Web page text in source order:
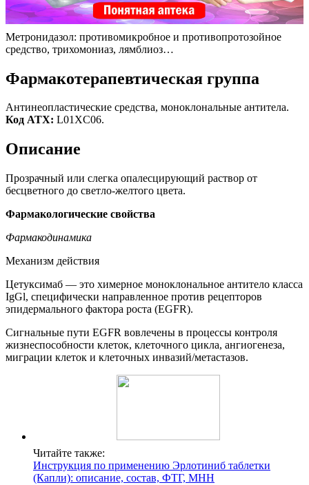
Метронидазол: противомикробное и противопротозойное
средство, трихомониаз, лямблиоз…
Фармакотерапевтическая группа
Антинеопластические средства, моноклональные антитела.
Код ATX: L01XC06.
Описание
Прозрачный или слегка опалесцирующий раствор от
бесцветного до светло-желтого цвета.
Фармакологические свойства
Фармакодинамика
Механизм действия
Цетуксимаб — это химерное моноклональное антитело класса
IgGl, специфически направленное против рецепторов
эпидермального фактора роста (EGFR).
Сигнальные пути EGFR вовлечены в процессы контроля
жизнеспособности клеток, клеточного цикла, ангиогенеза,
миграции клеток и клеточных инвазий/метастазов.
Читайте также:
Инструкция по применению Эрлотиниб таблетки
(Капли): описание, состав, ФТГ, МНН